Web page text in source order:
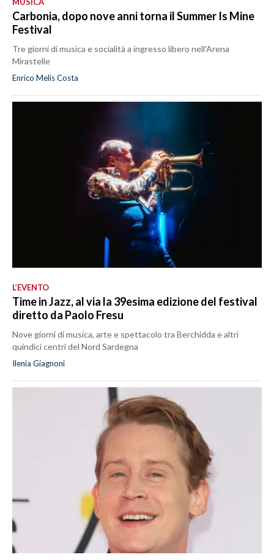
Carbonia, dopo nove anni torna il Summer Is Mine
Festival
Tre giorni di musica e socialità a ingresso libero nell'Arena
Mirastelle
Enrico Melis Costa
L’EVENTO
Time in Jazz, al via la 39esima edizione del festival
diretto da Paolo Fresu
Nove giorni di musica, arte e spettacolo tra Berchidda e altri
quindici centri del Nord Sardegna
Ilenia Giagnoni